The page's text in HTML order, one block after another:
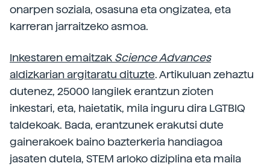
onarpen soziala, osasuna eta ongizatea, eta
karreran jarraitzeko asmoa.
Inkestaren emaitzak ScienceAdvances
aldizkarian argitaratu dituzte. Artikuluan zehaztu
dutenez, 25000 langilek erantzun zioten
inkestari, eta, haietatik, mila inguru dira LGTBIQ
taldekoak. Bada, erantzunek erakutsi dute
gainerakoek baino bazterkeria handiagoa
jasaten dutela, STEM arloko diziplina eta maila